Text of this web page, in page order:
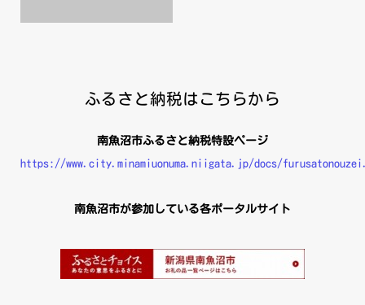
ふるさと納税はこちらから
南魚沼市ふるさと納税特設ページ
https://www.city.minamiuonuma.niigata.jp/docs/
南魚沼市が参加している各ポータルサイト